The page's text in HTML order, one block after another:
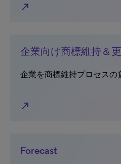
north_east
企業向け商標維持＆
企業を商標維持プロセスの
north_east
Forecast